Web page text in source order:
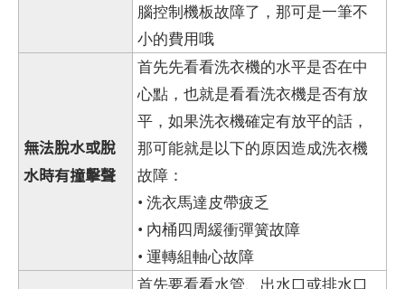
腦控制機板故障了，那可是一筆不
小的費用哦
無法脫水或脫
水時有撞擊聲
首先先看看洗衣機的水平是否在中
心點，也就是看看洗衣機是否有放
平，如果洗衣機確定有放平的話，
那可能就是以下的原因造成洗衣機
故障：
• 洗衣馬達皮帶疲乏
• 內桶四周緩衝彈簧故障
• 運轉組軸心故障
首先要看看水管、出水口或排水口